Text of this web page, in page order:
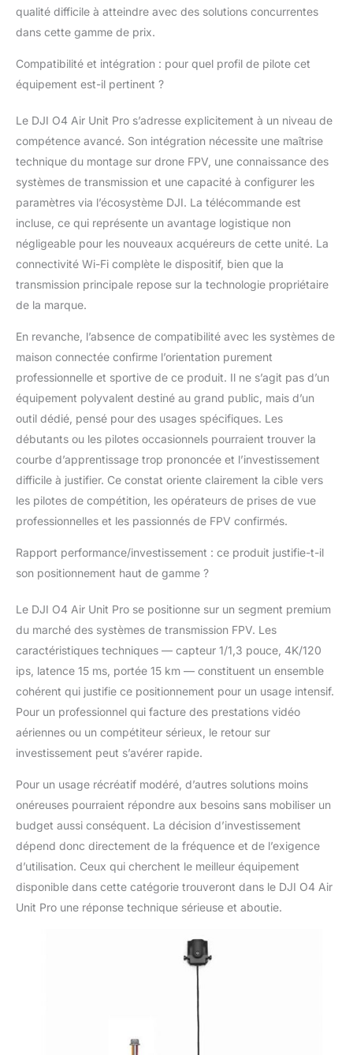
Goggles 3 à la
Goggles 2 ou DJI
compatible avec le jeu
de filtros ND
(ND16/64/256) DJI
qualité difficile à atteindre avec des solutions concurrentes
dans cette gamme de prix.
Compatibilité et intégration : pour quel profil de pilote cet
équipement est-il pertinent ?
Le DJI O4 Air Unit Pro s’adresse explicitement à un niveau de
compétence avancé. Son intégration nécessite une maîtrise
technique du montage sur drone FPV, une connaissance des
systèmes de transmission et une capacité à configurer les
paramètres via l’écosystème DJI. La télécommande est
incluse, ce qui représente un avantage logistique non
négligeable pour les nouveaux acquéreurs de cette unité. La
connectivité Wi-Fi complète le dispositif, bien que la
transmission principale repose sur la technologie propriétaire
de la marque.
En revanche, l’absence de compatibilité avec les systèmes de
maison connectée confirme l’orientation purement
professionnelle et sportive de ce produit. Il ne s’agit pas d’un
équipement polyvalent destiné au grand public, mais d’un
outil dédié, pensé pour des usages spécifiques. Les
débutants ou les pilotes occasionnels pourraient trouver la
courbe d’apprentissage trop prononcée et l’investissement
difficile à justifier. Ce constat oriente clairement la cible vers
les pilotes de compétition, les opérateurs de prises de vue
professionnelles et les passionnés de FPV confirmés.
Rapport performance/investissement : ce produit justifie-t-il
son positionnement haut de gamme ?
Le DJI O4 Air Unit Pro se positionne sur un segment premium
du marché des systèmes de transmission FPV. Les
caractéristiques techniques — capteur 1/1,3 pouce, 4K/120
ips, latence 15 ms, portée 15 km — constituent un ensemble
cohérent qui justifie ce positionnement pour un usage intensif.
Pour un professionnel qui facture des prestations vidéo
aériennes ou un compétiteur sérieux, le retour sur
investissement peut s’avérer rapide.
Pour un usage récréatif modéré, d’autres solutions moins
onéreuses pourraient répondre aux besoins sans mobiliser un
budget aussi conséquent. La décision d’investissement
dépend donc directement de la fréquence et de l’exigence
d’utilisation. Ceux qui cherchent le meilleur équipement
disponible dans cette catégorie trouveront dans le DJI O4 Air
Unit Pro une réponse technique sérieuse et aboutie.